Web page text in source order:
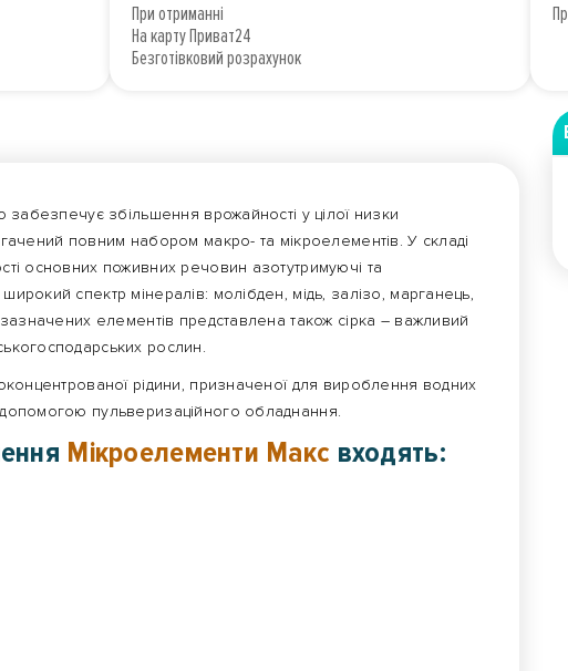
При отриманні
На карту Приват24
Безготівковий розрахунок
забезпечує збільшення врожайності у цілої низки
повним набором макро- та мікроелементів. У складі
основних поживних речовин азотутримуючі та
спектр мінералів: молібден, мідь, залізо, марганець,
елементів представлена також сірка – важливий
рослин.
рідини, призначеної для вироблення водних
пульверизаційного обладнання.
Мікроелементи Макс входять: